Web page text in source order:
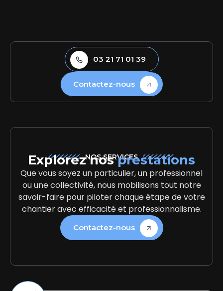
03 21 71 01 39
Contactez-nous
NOS SERVICES
Explorez nosprestations
Que vous soyez un particulier, un professionnel
ou une collectivité, nous mobilisons tout notre
savoir-faire pour piloter chaque étape de votre
chantier avec efficacité et professionnalisme.
Contactez-nous